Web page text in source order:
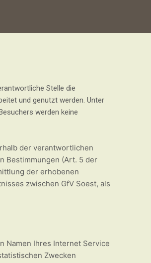
Stelle die
und genutzt werden. Unter
werden keine
der verantwortlichen
Bestimmungen (Art. 5 der
der erhobenen
zwischen GfV Soest, als
Namen Ihres Internet Service
Zwecken